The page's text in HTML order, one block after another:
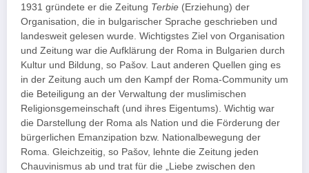
1931 gründete er die Zeitung Terbie (Erziehung) der
Organisation, die in bulgarischer Sprache geschrieben und
landesweit gelesen wurde. Wichtigstes Ziel von Organisation
und Zeitung war die Aufklärung der Roma in Bulgarien durch
Kultur und Bildung, so Pašov. Laut anderen Quellen ging es
in der Zeitung auch um den Kampf der Roma-Community um
die Beteiligung an der Verwaltung der muslimischen
Religionsgemeinschaft (und ihres Eigentums). Wichtig war
die Darstellung der Roma als Nation und die Förderung der
bürgerlichen Emanzipation bzw. Nationalbewegung der
Roma. Gleichzeitig, so Pašov, lehnte die Zeitung jeden
Chauvinismus ab und trat für die „Liebe zwischen den